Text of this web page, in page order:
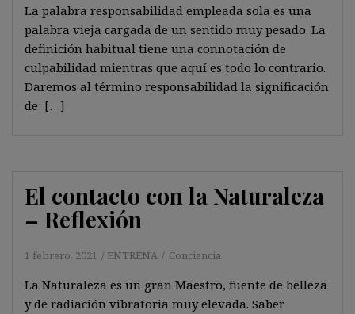
La palabra responsabilidad empleada sola es una
palabra vieja cargada de un sentido muy pesado. La
definición habitual tiene una connotación de
culpabilidad mientras que aquí es todo lo contrario.
Daremos al término responsabilidad la significación
de: […]
El contacto con la Naturaleza
– Reflexión
1 febrero, 2021 ENTRENA Conciencia
La Naturaleza es un gran Maestro, fuente de belleza
y de radiación vibratoria muy elevada. Saber